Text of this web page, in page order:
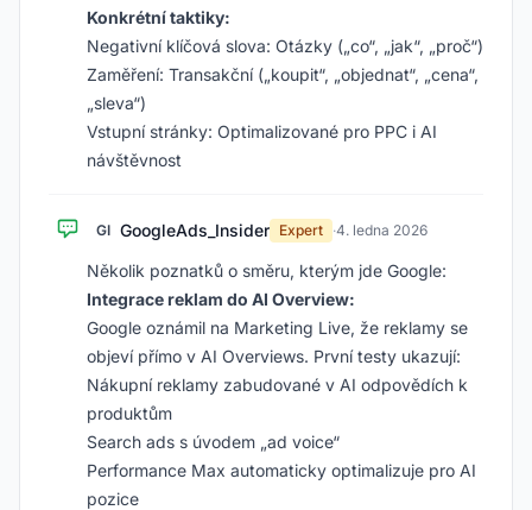
Konkrétní taktiky:
Negativní klíčová slova: Otázky („co“, „jak“, „proč“)
Zaměření: Transakční („koupit“, „objednat“, „cena“,
„sleva“)
Vstupní stránky: Optimalizované pro PPC i AI
návštěvnost
GI GoogleAds_Insider Expert ·4. ledna 2026
Několik poznatků o směru, kterým jde Google:
Integrace reklam do AI Overview:
Google oznámil na Marketing Live, že reklamy se
objeví přímo v AI Overviews. První testy ukazují:
Nákupní reklamy zabudované v AI odpovědích k
produktům
Search ads s úvodem „ad voice“
Performance Max automaticky optimalizuje pro AI
pozice